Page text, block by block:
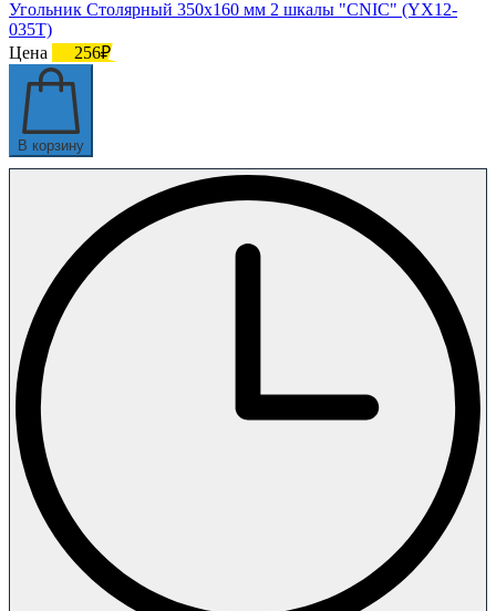
Угольник Столярный 350х160 мм 2 шкалы "CNIC" (YX12-
035T)
Цена
256₽
В корзину